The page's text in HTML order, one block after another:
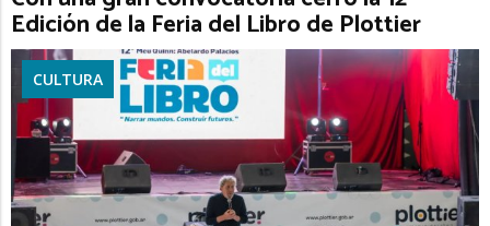
Edición de la Feria del Libro de Plottier
CULTURA